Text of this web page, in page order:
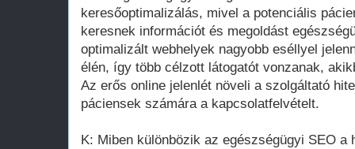
keresőoptimalizálás, mivel a potenciális
keresnek információt és megoldást
optimalizált webhelyek nagyobb eséllyel
élén, így több célzott látogatót vonzanak,
Az erős online jelenlét növeli a szolgáltató
páciensek számára a kapcsolatfelvételt.
K: Miben különbözik az egészségügyi SEO a